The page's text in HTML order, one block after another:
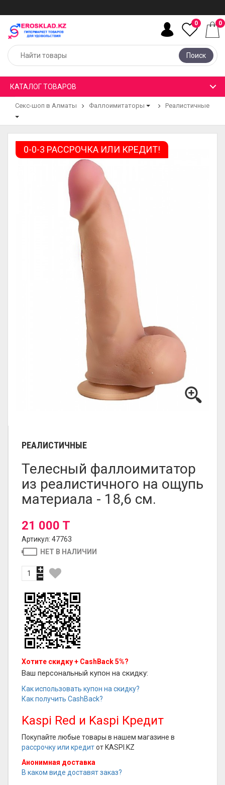
Поиск
0 0
КАТАЛОГ ТОВАРОВ
Секс-шоп в Алматы Фаллоимитаторы Реалистичные
0-0-3 РАССРОЧКА ИЛИ КРЕДИТ!
РЕАЛИСТИЧНЫЕ
Телесный фаллоимитатор
из реалистичного на ощупь
материала - 18,6 см.
21 000 T
Артикул: 47763
НЕТ В НАЛИЧИИ
Хотите скидку + CashBack 5%?
Ваш персональный купон на скидку:
Как использовать купон на скидку?
Как получить CashBack?
Kaspi Red и Kaspi Кредит
Покупайте любые товары в нашем магазине в
рассрочку или кредитот KASPI.KZ
Анонимная доставка
В каком виде доставят заказ?